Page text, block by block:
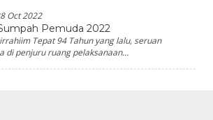
Oct 2022
Pemuda 2022
Tepat 94 Tahun yang lalu, seruan
di penjuru ruang pelaksanaan...